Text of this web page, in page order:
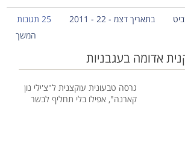
בתאריך דצמ - 22 - 2011
25 תגובות
המשך
אדומה בעגבניות
גרסה טבעונית עוקצנית ל"צ'ילי נון
קארנה", אפילו בלי תחליף לבשר